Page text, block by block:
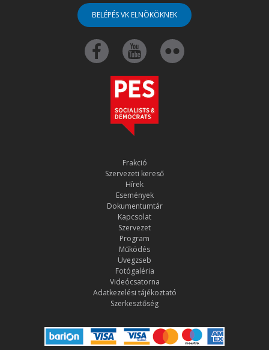
BELÉPÉS VK ELNÖKÖKNEK
Frakció
Szervezeti kereső
Hírek
Események
Dokumentumtár
Kapcsolat
Szervezet
Program
Működés
Üvegzseb
Fotógaléria
Videócsatorna
Adatkezelési tájékoztató
Szerkesztőség